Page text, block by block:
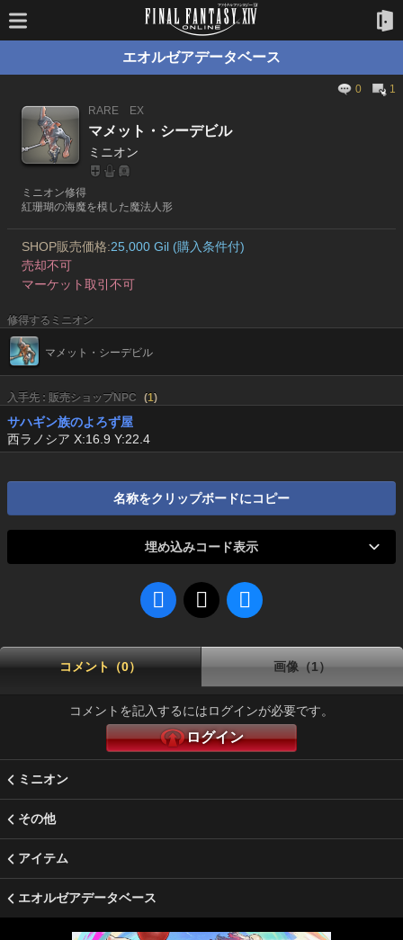
エオルゼアデータベース
0
1
RARE
EX
マメット・シーデビル
ミニオン
ミニオン修得
紅珊瑚の海魔を模した魔法人形
SHOP販売価格:25,000 Gil (購入条件付)
売却不可
マーケット取引不可
修得するミニオン
マメット・シーデビル
入手先 : 販売ショップNPC (1)
サハギン族のよろず屋
西ラノシア X:16.9 Y:22.4
名称をクリップボードにコピー
埋め込みコード表示
コメント（0） 画像（1）
コメントを記入するにはログインが必要です。
ログイン
ミニオン
その他
アイテム
エオルゼアデータベース